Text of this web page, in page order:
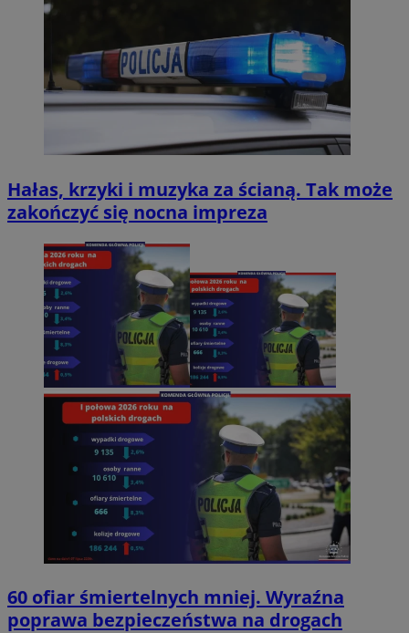
Hałas, krzyki i muzyka za ścianą. Tak może
zakończyć się nocna impreza
60 ofiar śmiertelnych mniej. Wyraźna
poprawa bezpieczeństwa na drogach